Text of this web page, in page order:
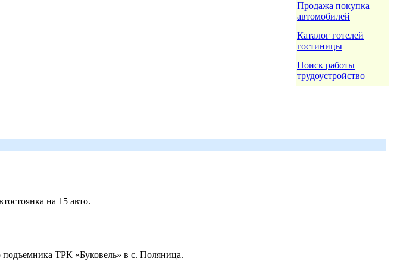
Продажа покупка
автомобилей
Каталог готелей
гостиницы
Поиск работы
трудоустройство
на 15 авто.
ТРК «Буковель» в с. Поляница.